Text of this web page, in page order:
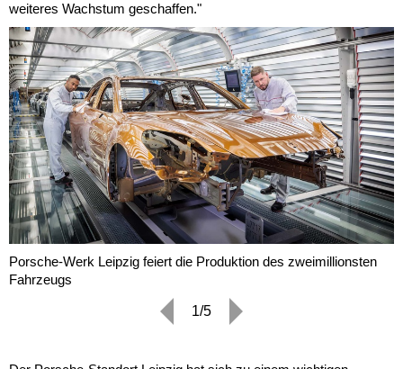
weiteres Wachstum geschaffen."
Porsche-Werk Leipzig feiert die Produktion des zweimillionsten
Fahrzeugs
1/5